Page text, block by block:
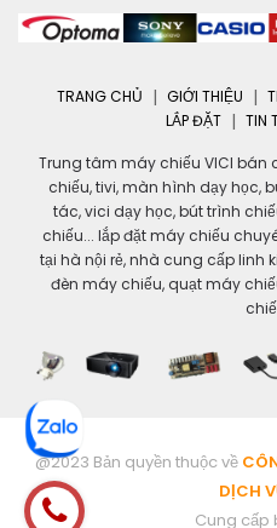
TRANG CHỦ GIỚI THIỆU
LẮP ĐẶT
TIN
Trung tâm máy chiếu VICI
chiếu, tivi, màn hình dạy học,
tác, vici dạy học, bút trình
chiếu... lắp đặt máy chiếu
tại hà nội rẻ, nhà cung cấp linh
đèn máy chiếu, quạt máy
@2023 Bản quyền thuộc về
DỊCH
Cung cấp